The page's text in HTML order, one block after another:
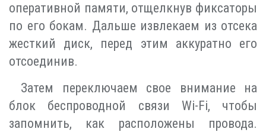
оперативной памяти, отщелкнув фиксаторы
по его бокам. Дальше извлекаем из отсека
жесткий диск, перед этим аккуратно его
отсоединив.
Затем переключаем свое внимание на
блок беспроводной связи Wi-Fi, чтобы
запомнить, как расположены провода.